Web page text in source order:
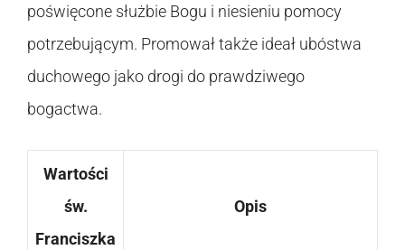
poświęcone służbie Bogu i niesieniu pomocy
potrzebującym. Promował także ideał ubóstwa
duchowego jako drogi do prawdziwego
bogactwa.
Wartości
św.
Franciszka
Opis